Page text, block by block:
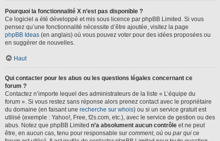
Pourquoi la fonctionnalité X n’est pas disponible ?
Ce logiciel a été développé et mis sous licence par phpBB Limited. Si vous
pensez qu’une fonctionnalité nécessite d’être ajoutée, visitez la page
phpBB Ideas (en anglais) où vous pouvez voter pour des idées proposées ou
en suggérer de nouvelles.
Haut
Qui contacter pour les abus ou les questions légales concernant ce
forum ?
Contactez n’importe lequel des administrateurs de la liste « L’équipe du
forum ». Si vous restez sans réponse alors prenez contact avec le propriétaire
du domaine (en faisant une recherche sur whois) ou si un service gratuit est
utilisé (exemple : Yahoo!, Free, f2s.com, etc.), avec le service de gestion ou des
abus. Notez que phpBB Limited n’a absolument aucun contrôle et ne peut
être, en aucun cas, tenu pour responsable sur comment, où ou par qui ce